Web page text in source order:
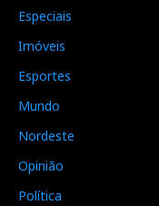
Especiais
Imóveis
Esportes
Mundo
Nordeste
Opinião
Política